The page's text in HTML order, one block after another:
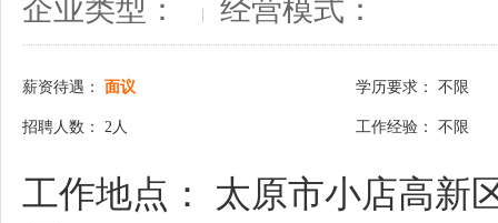
企业类型： 经营模式：
薪资待遇： 面议 学历要求： 不限
招聘人数： 2人 工作经验： 不限
工作地点： 太原市小店高新